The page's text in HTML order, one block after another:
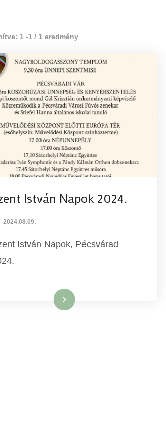
1 -1 / 1 eredmény
István Napok 2024.
2024.08.09.
István Napok, Pécsvárad
Tovább